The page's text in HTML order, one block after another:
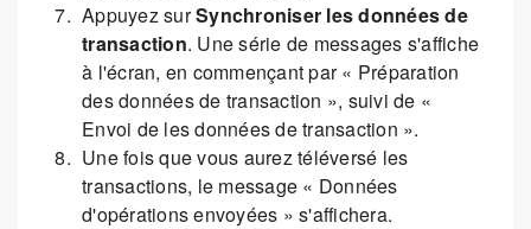
Appuyez surSynchroniser les données de
transaction. Une série de messages s'affiche
à l'écran, en commençant par « Préparation
des données de transaction », suivi de «
Envoi de les données de transaction ».
Une fois que vous aurez téléversé les
transactions, le message « Données
d'opérations envoyées » s'affichera.